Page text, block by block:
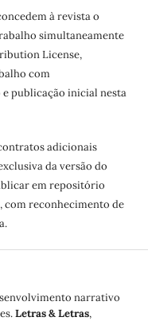
à revista o
simultaneamente
License,
com
publicação inicial nesta
adicionais
da versão do
em repositório
reconhecimento de
narrativo
Letras & Letras,